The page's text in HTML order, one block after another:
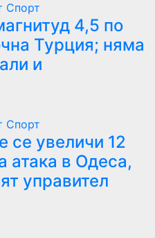
Спорт
4,5 по
Турция; няма
и
Спорт
се увеличи 12
атака в Одеса,
управител